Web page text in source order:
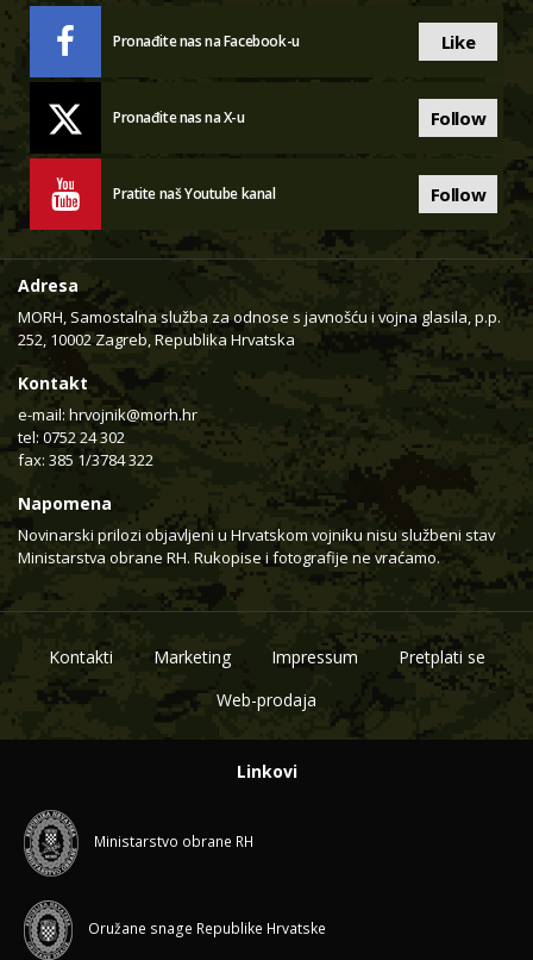
Pronađite nas na Facebook-u Like
Pronađite nas na X-u Follow
Pratite naš Youtube kanal Follow
Adresa
MORH, Samostalna služba za odnose s javnošću i vojna glasila, p.p.
252, 10002 Zagreb, Republika Hrvatska
Kontakt
e-mail: hrvojnik@morh.hr
tel: 0752 24 302
fax: 385 1/3784 322
Napomena
Novinarski prilozi objavljeni u Hrvatskom vojniku nisu službeni stav
Ministarstva obrane RH. Rukopise i fotografije ne vraćamo.
Kontakti Marketing Impressum
Pretplati se
Web-prodaja
Linkovi
Ministarstvo obrane RH
Oružane snage Republike Hrvatske